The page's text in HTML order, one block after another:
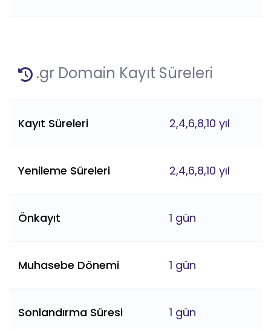
.gr Domain Kayıt Süreleri
Kayıt Süreleri 2,4,6,8,10 yıl
Yenileme Süreleri 2,4,6,8,10 yıl
Önkayıt 1 gün
Muhasebe Dönemi 1 gün
Sonlandırma Süresi 1 gün